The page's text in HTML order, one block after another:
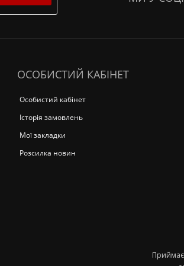
ОСОБИСТИЙ КАБІНЕТ
Особистий кабінет
Історія замовлень
Мої закладки
Розсилка новин